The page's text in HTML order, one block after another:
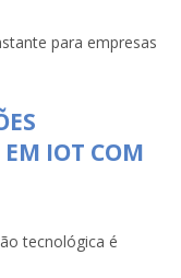
para empresas
EM IOT COM
tecnológica é